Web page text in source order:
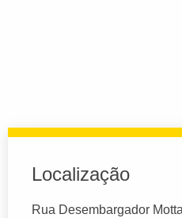
Localização
Rua Desembargador